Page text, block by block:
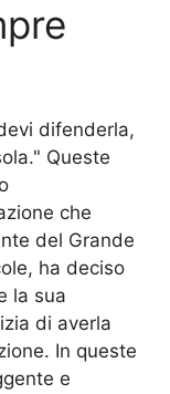
difenderla,
Queste
che
del Grande
ha deciso
la sua
di averla
In queste
e